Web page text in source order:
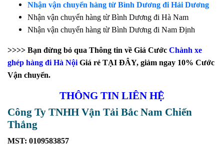
Nhận vận chuyển hàng từ Bình Dương đi Hải Dương
Nhận vận chuyển hàng từ Bình Dương đi Hà Nam
Nhận vận chuyển hàng từ Bình Dương đi Nam Định
>>>> Bạn đừng bỏ qua Thông tin về Giá Cước Chành xe
ghép hàng đi Hà Nội Giá rẻ TẠI ĐÂY, giảm ngay 10% Cước
Vận chuyển.
THÔNG TIN LIÊN HỆ
Công Ty TNHH Vận Tải Bắc Nam Chiến
Thắng
MST: 0109583857